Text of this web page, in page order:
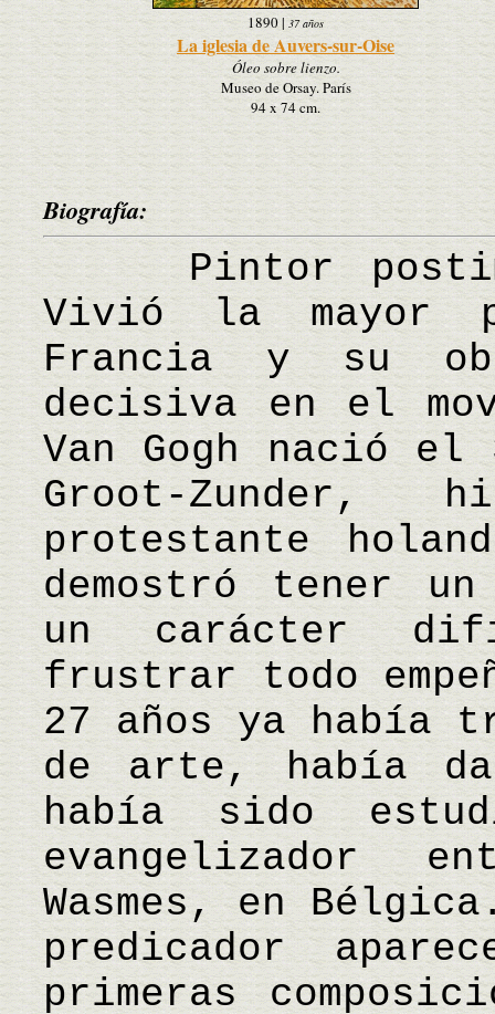
1890| 37 años
La iglesia de Auvers-sur-Oise
Óleo sobre lienzo.
Museo de Orsay. París
94 x 74 cm.
Biografía:
Pintor
Vivió la mayor
Francia y su
decisiva en el
Van Gogh nació el
Groot-
protestante
demostró tener
un carácter
frustrar todo
27 años ya había
de arte, había
había sido
evangelizador
Wasmes, en
predicador
primeras